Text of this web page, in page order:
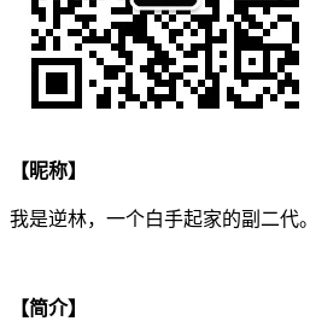
【昵称】
我是逆林，一个白手起家的副二代。
【简介】